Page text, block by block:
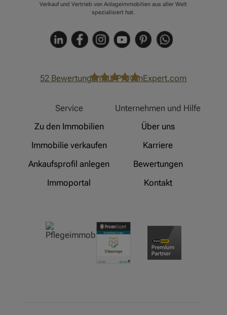
Verkauf und Vertrieb von Anlageimmobilien aus aller Welt
spezialisiert hat.
52 Bewertungen auf ProvenExpert.com
Service
Zu den Immobilien
Immobilie verkaufen
Ankaufsprofil anlegen
Immoportal
Unternehmen und Hilfe
Über uns
Karriere
Bewertungen
Kontakt